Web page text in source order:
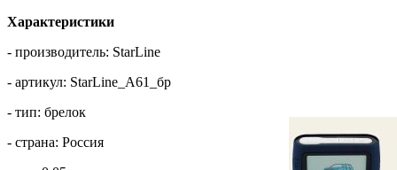
Характеристики
- производитель: StarLine
- артикул: StarLine_A61_бр
- тип: брелок
- страна: Россия